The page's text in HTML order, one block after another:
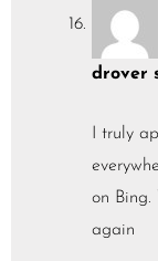
drover
I truly
on Bing.
again